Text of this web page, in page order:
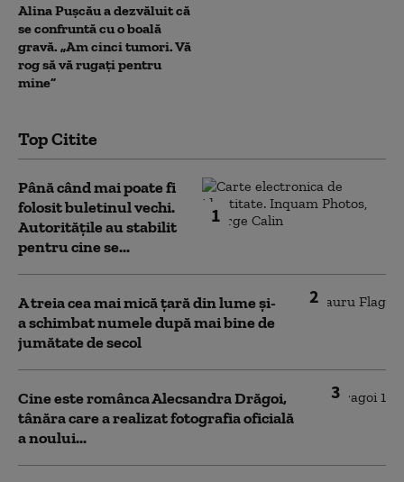
Alina Pușcău a dezvăluit că
se confruntă cu o boală
gravă. „Am cinci tumori. Vă
rog să vă rugați pentru
mine”
Top Citite
1
Până când mai poate fi
folosit buletinul vechi.
Autoritățile au stabilit
pentru cine se...
2
A treia cea mai mică țară din lume și-
a schimbat numele după mai bine de
jumătate de secol
3
Cine este românca Alecsandra Drăgoi,
tânăra care a realizat fotografia oficială
a noului...